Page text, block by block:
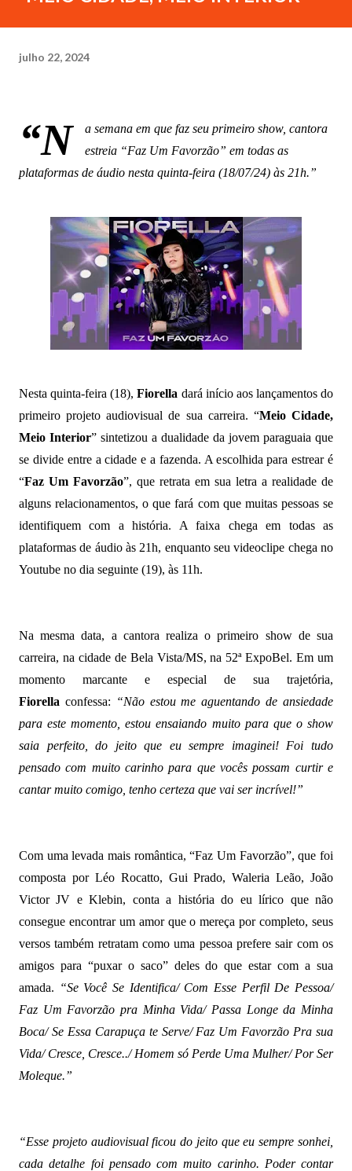
julho 22, 2024
“N
a semana em que faz seu primeiro show, cantora
estreia “Faz Um Favorzão” em todas as
plataformas de áudio nesta quinta-feira (18/07/24) às 21h.”
Nesta quinta-feira (18),Fiorella dará início aos lançamentos do
primeiro projeto audiovisual de sua carreira. “Meio Cidade,
Meio Interior” sintetizou a dualidade da jovem paraguaia que
se divide entre a cidade e a fazenda. A escolhida para estrear é
“Faz Um Favorzão”, que retrata em sua letra a realidade de
alguns relacionamentos, o que fará com que muitas pessoas se
identifiquem com a história. A faixa chega em todas as
plataformas de áudio às 21h, enquanto seu videoclipe chega no
Youtube no dia seguinte (19), às 11h.
Na mesma data, a cantora realiza o primeiro show de sua
carreira, na cidade de Bela Vista/MS, na 52ª ExpoBel. Em um
momento marcante e especial de sua trajetória,
Fiorella confessa: “Não estou me aguentando de ansiedade
para este momento, estou ensaiando muito para que o show
saia perfeito, do jeito que eu sempre imaginei! Foi tudo
pensado com muito carinho para que vocês possam curtir e
cantar muito comigo, tenho certeza que vai ser incrível!”
Com uma levada mais romântica, “Faz Um Favorzão”, que foi
composta por Léo Rocatto, Gui Prado, Waleria Leão, João
Victor JV e Klebin, conta a história do eu lírico que não
consegue encontrar um amor que o mereça por completo, seus
versos também retratam como uma pessoa prefere sair com os
amigos para “puxar o saco” deles do que estar com a sua
amada. “Se Você Se Identifica/ Com Esse Perfil De Pessoa/
Faz Um Favorzão pra Minha Vida/ Passa Longe da Minha
Boca/ Se Essa Carapuça te Serve/ Faz Um Favorzão Pra sua
Vida/ Cresce, Cresce../ Homem só Perde Uma Mulher/ Por Ser
Moleque.”
“Esse projeto audiovisual ficou do jeito que eu sempre sonhei,
cada detalhe foi pensado com muito carinho. Poder contar